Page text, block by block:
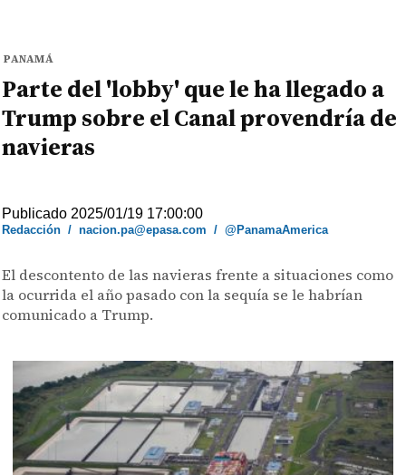
PANAMÁ
Parte del 'lobby' que le ha llegado a
Trump sobre el Canal provendría de
navieras
Publicado 2025/01/19 17:00:00
Redacción /nacion.pa@epasa.com /@PanamaAmerica
El descontento de las navieras frente a situaciones como
la ocurrida el año pasado con la sequía se le habrían
comunicado a Trump.